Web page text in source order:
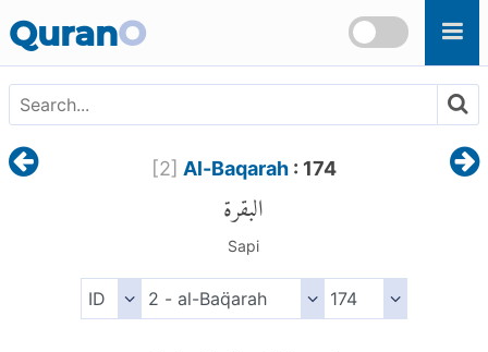
QuranO
[2] Al-Baqarah: 174
البقرة
Sapi